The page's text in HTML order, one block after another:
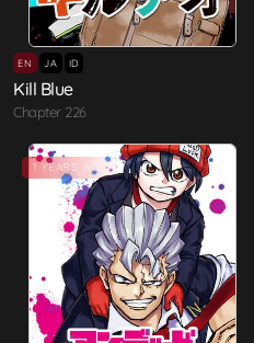
EN JA ID
Kill Blue
Chapter 226
1 YEARS AGO